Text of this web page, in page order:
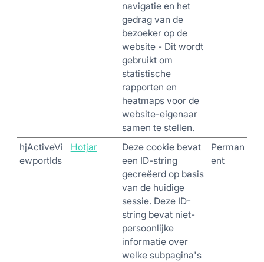
navigatie en het
gedrag van de
bezoeker op de
website - Dit wordt
gebruikt om
statistische
rapporten en
heatmaps voor de
website-eigenaar
samen te stellen.
hjActiveVi
ewportIds
Hotjar
Deze cookie bevat
een ID-string
gecreëerd op basis
van de huidige
sessie. Deze ID-
string bevat niet-
persoonlijke
informatie over
welke subpagina's
Perman
ent